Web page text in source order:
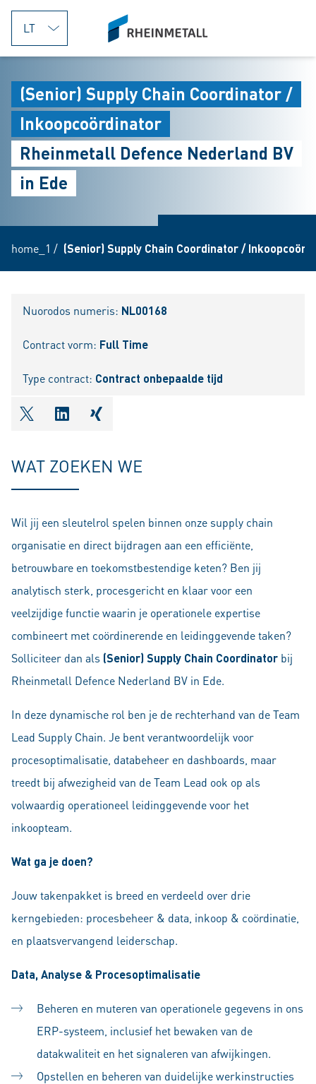
jumpToMain
siteLogo
(Senior) Supply Chain Coordinator /
Inkoopcoördinator
Rheinmetall Defence Nederland BV
in Ede
home_1 / (Senior) Supply Chain Coordinator /
Nuorodos numeris: NL00168
Contract vorm: Full Time
Type contract: Contract onbepaalde tijd
shareOntwitter
shareOnlinkedIn
shareOnxing
WAT ZOEKEN WE
Wil jij een sleutelrol spelen binnen onze supply chain
organisatie en direct bijdragen aan een efficiënte,
betrouwbare en toekomstbestendige keten? Ben jij
analytisch sterk, procesgericht en klaar voor een
veelzijdige functie waarin je operationele expertise
combineert met coördinerende en leidinggevende taken?
Solliciteer dan als (Senior) Supply Chain Coordinator bij
Rheinmetall Defence Nederland BV in Ede.
In deze dynamische rol ben je de rechterhand van de Team
Lead Supply Chain. Je bent verantwoordelijk voor
procesoptimalisatie, databeheer en dashboards, maar
treedt bij afwezigheid van de Team Lead ook op als
volwaardig operationeel leidinggevende voor het
inkoopteam.
Wat ga je doen?
Jouw takenpakket is breed en verdeeld over drie
kerngebieden: procesbeheer & data, inkoop & coördinatie,
en plaatsvervangend leiderschap.
Data, Analyse & Procesoptimalisatie
Beheren en muteren van operationele gegevens in ons
ERP-systeem, inclusief het bewaken van de
datakwaliteit en het signaleren van afwijkingen.
Opstellen en beheren van duidelijke werkinstructies